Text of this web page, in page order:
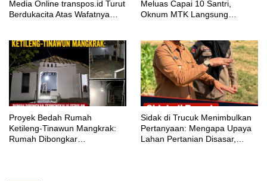
Media Online transpos.id Turut
Berdukacita Atas Wafatnya
Meluas Capai 10 Santri,
Oknum MTK Langsung
Proyek Bedah Rumah
Ketileng-Tinawun Mangkrak:
Rumah Dibongkar
‎Sidak di Trucuk Menimbulkan
Pertanyaan: Mengapa Upaya
Lahan Pertanian Disasar,